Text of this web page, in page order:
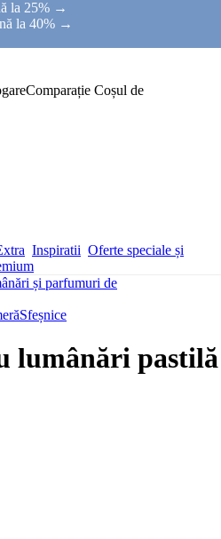
la 25% →
la 40% →
Comparație Coșul de
Inspiratii Oferte speciale și
și parfumuri de
Sfeșnice
lumânări pastilă